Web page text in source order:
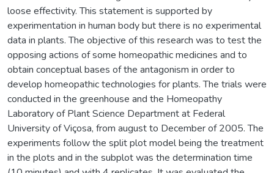
loose effectivity. This statement is supported by
experimentation in human body but there is no experimental
data in plants. The objective of this research was to test the
opposing actions of some homeopathic medicines and to
obtain conceptual bases of the antagonism in order to
develop homeopathic technologies for plants. The trials were
conducted in the greenhouse and the Homeopathy
Laboratory of Plant Science Department at Federal
University of Viçosa, from august to December of 2005. The
experiments follow the split plot model being the treatment
in the plots and in the subplot was the determination time